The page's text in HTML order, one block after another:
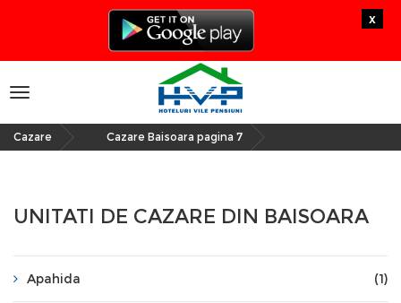
x
Toggle
navigation
Cazare Cazare Baisoara pagina 7
UNITATI DE CAZARE DIN BAISOARA
Apahida (1)